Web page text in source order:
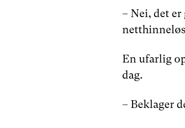
– Nei, det
En ufarlig
dag.
– Beklager